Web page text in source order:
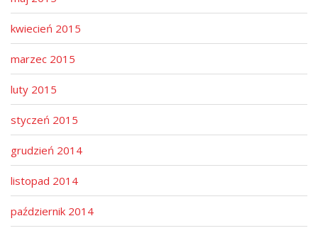
kwiecień 2015
marzec 2015
luty 2015
styczeń 2015
grudzień 2014
listopad 2014
październik 2014